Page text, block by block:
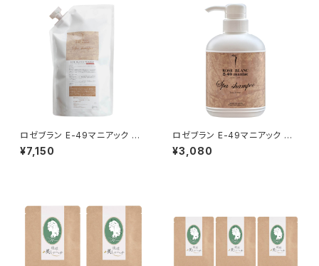
ロゼブラン E-49マニアック ス
パシャンプー 1000ml 詰め替え
レフィルパック
¥7,150
ロゼブラン E-49マニアック ス
パシャンプー
¥3,080